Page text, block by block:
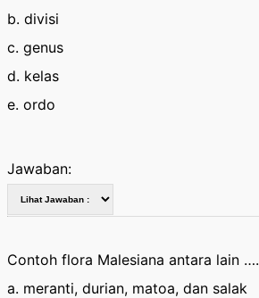
b. divisi
c. genus
d. kelas
e. ordo
Jawaban:
Contoh flora Malesiana antara lain ….
a. meranti, durian, matoa, dan salak